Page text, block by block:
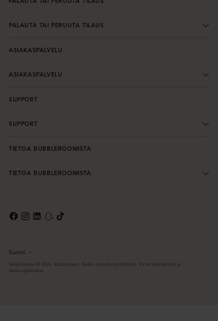
PALAUTA TAI PERUUTA TILAUS
ASIAKASPALVELU
ASIAKASPALVELU
SUPPORT
SUPPORT
TIETOA BUBBLEROOMISTA
TIETOA BUBBLEROOMISTA
Kieli
Suomi
Tekijänoikeus © 2026, Bubbleroom. Kaikki oikeudet pidätetään. Katso käyttöehdot ja
tietosuojailmoitus.